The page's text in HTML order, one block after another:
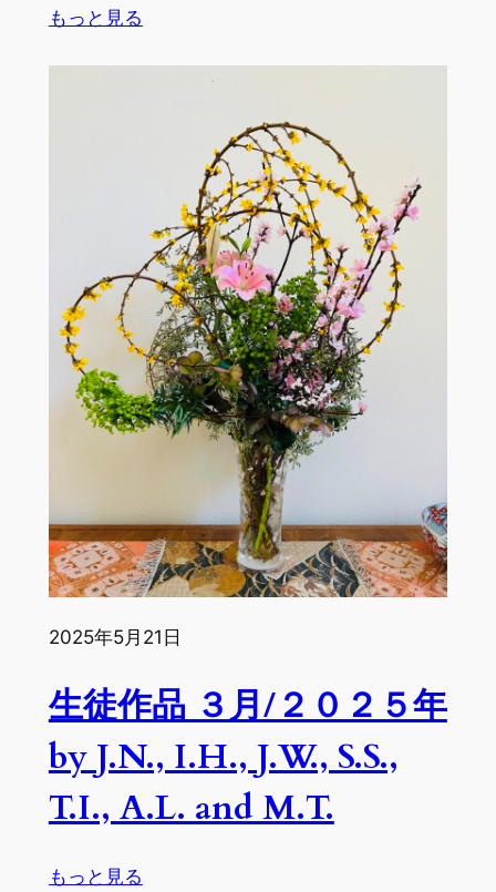
もっと見る
０
２
５
年
by
J.W.,
J.N.,
and
M.T.
2025年5月21日
生徒作品 ３月/２０２５年
by J.N., I.H., J.W., S.S.,
T.I., A.L. and M.T.
もっと見る